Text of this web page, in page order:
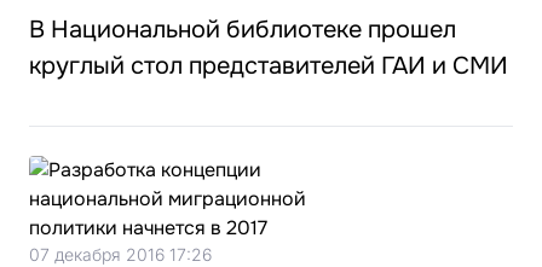
В Национальной библиотеке прошел
круглый стол представителей ГАИ и СМИ
07 декабря 2016 17:26